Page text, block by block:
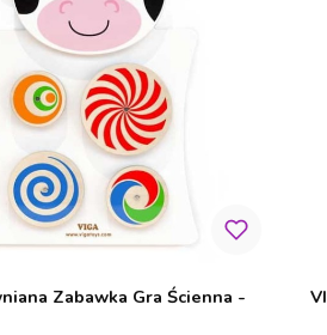
Zabawka Gra Ścienna -